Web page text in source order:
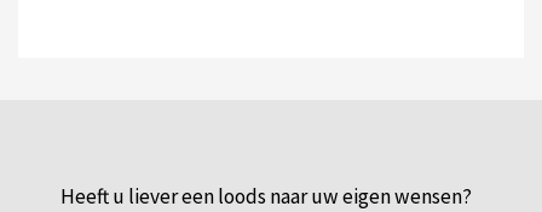
Heeft u liever een loods naar uw eigen wensen?